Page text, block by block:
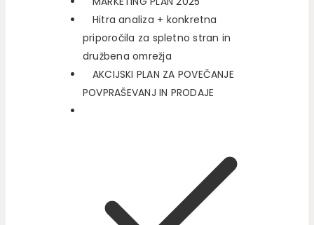
Hitra analiza + konkretna
priporočila za spletno stran in
družbena omrežja
AKCIJSKI PLAN ZA POVEČANJE
POVPRAŠEVANJ IN PRODAJE